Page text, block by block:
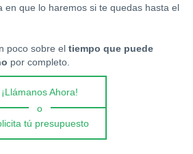
en que lo haremos si te quedas hasta el
poco sobre el tiempo que puede
por completo.
¡Llámanos Ahora!
o
tú presupuesto